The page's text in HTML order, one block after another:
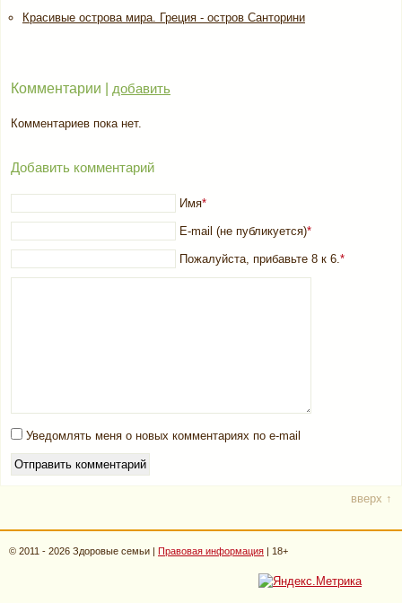
Красивые острова мира. Греция - остров Санторини
Комментарии | добавить
Комментариев пока нет.
Добавить комментарий
Имя*
E-mail (не публикуется)*
Пожалуйста, прибавьте 8 к 6.*
Уведомлять меня о новых комментариях по e-mail
вверх ↑
© 2011 - 2026 Здоровые семьи | Правовая информация | 18+